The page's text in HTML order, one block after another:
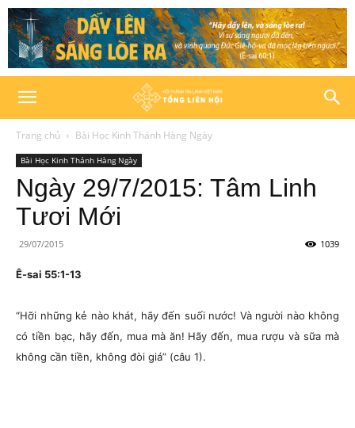
Trang chủ Bài Học Kinh Thánh Hàng Ngày
Bài Học Kinh Thánh Hàng Ngày
Ngày 29/7/2015: Tâm Linh
Tươi Mới
29/07/2015 1039
Ê-sai 55:1-13
“Hỡi những kẻ nào khát, hãy đến suối nước! Và người nào không
có tiền bạc, hãy đến, mua mà ăn! Hãy đến, mua rượu và sữa mà
không cần tiền, không đòi giá” (câu 1).